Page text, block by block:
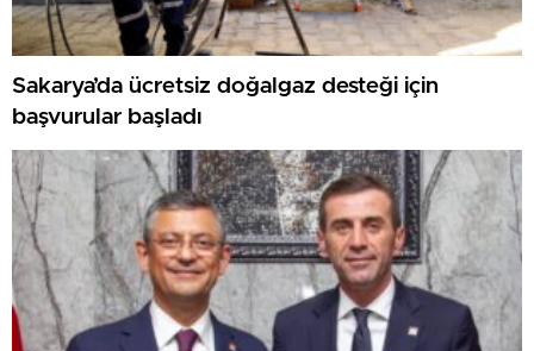
Sakarya’da ücretsiz doğalgaz desteği için
başvurular başladı